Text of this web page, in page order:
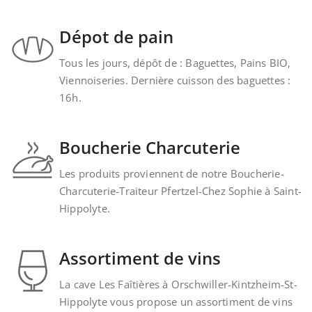
Dépot de pain
Tous les jours, dépôt de : Baguettes, Pains BIO,
Viennoiseries. Dernière cuisson des baguettes :
16h.
Boucherie Charcuterie
Les produits proviennent de notre Boucherie-
Charcuterie-Traiteur Pfertzel-Chez Sophie à Saint-
Hippolyte.
Assortiment de vins
La cave Les Faîtières à Orschwiller-Kintzheim-St-
Hippolyte vous propose un assortiment de vins